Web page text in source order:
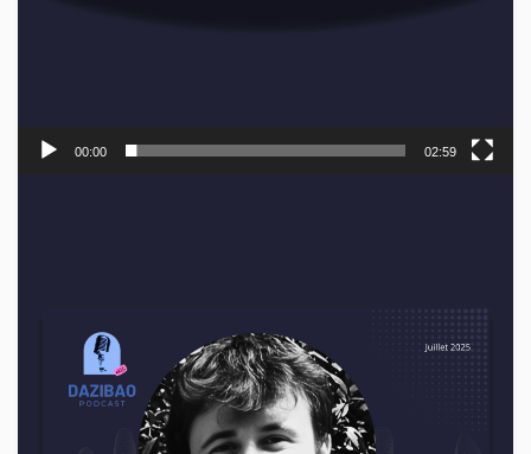
00:00 02:59